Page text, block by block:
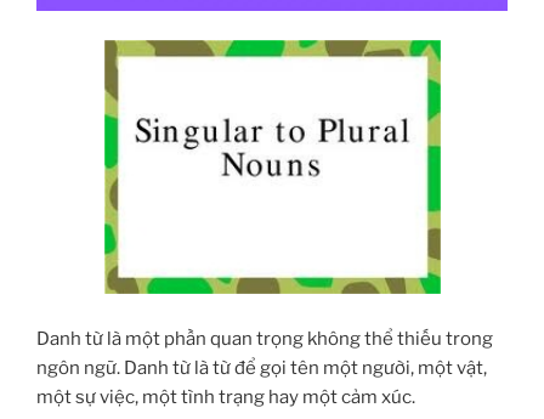
Danh từ là một phần quan trọng không thể thiếu trong
ngôn ngữ. Danh từ là từ để gọi tên một người, một vật,
một sự việc, một tình trạng hay một cảm xúc.